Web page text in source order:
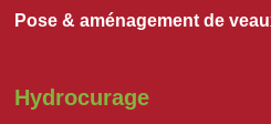
Pose & aménagement de
Hydrocurage